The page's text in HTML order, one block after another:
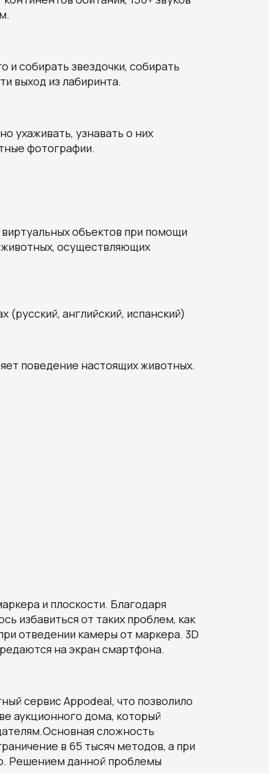
собирать звездочки, собирать
выход из лабиринта.
ухаживать, узнавать о них
фотографии.
объектов при помощи
осуществляющих
английский, испанский)
поведение настоящих животных.
и плоскости. Благодаря
избавиться от таких проблем, как
отведении камеры от маркера. 3D
на экран смартфона.
сервис Appodeal, что позволило
аукционного дома, который
сложность
в 65 тысяч методов, а при
Решением данной проблемы